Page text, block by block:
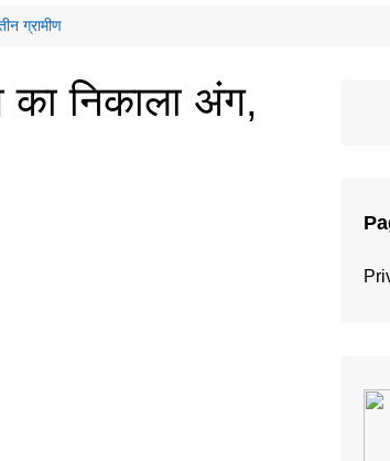
ग्रामीण
निकाला अंग,